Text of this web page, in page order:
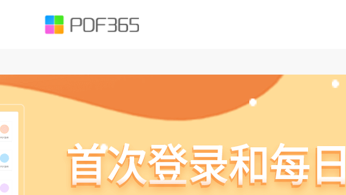
().;?:@&=+$,%#-]+)+/?)$`; var objExp = new RegExp(Expression); if (objExp.test(str) != true)